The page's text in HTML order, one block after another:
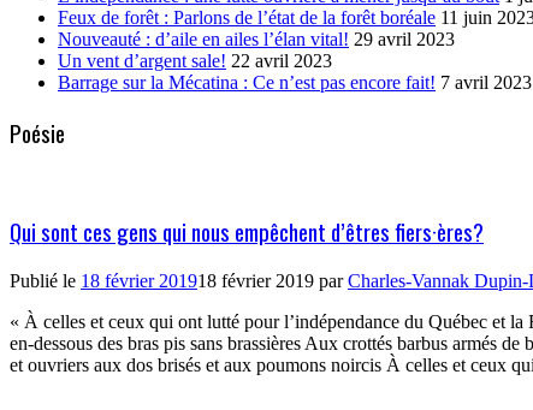
Feux de forêt : Parlons de l’état de la forêt boréale 11 juin
Nouveauté : d’aile en ailes l’élan vital! 29 avril 2023
Un vent d’argent sale! 22 avril 2023
Barrage sur la Mécatina : Ce n’est pas encore fait! 7 avril 2023
Poésie
Qui sont ces gens qui nous empêchent d’êtres fiers·ères?
Publié le 18 février 201918 février 2019 parCharles-Vannak Dupin-
« À celles et ceux qui ont lutté pour l’indépendance du Québec et
en-dessous des bras pis sans brassières Aux crottés barbus armés
et ouvriers aux dos brisés et aux poumons noircis À celles et ceux